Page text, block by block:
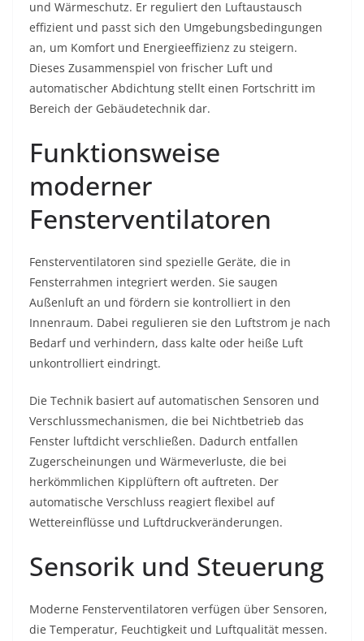
und Wärmeschutz. Er reguliert den Luftaustausch
effizient und passt sich den Umgebungsbedingungen
an, um Komfort und Energieeffizienz zu steigern.
Dieses Zusammenspiel von frischer Luft und
automatischer Abdichtung stellt einen Fortschritt im
Bereich der Gebäudetechnik dar.
Funktionsweise
moderner
Fensterventilatoren
Fensterventilatoren sind spezielle Geräte, die in
Fensterrahmen integriert werden. Sie saugen
Außenluft an und fördern sie kontrolliert in den
Innenraum. Dabei regulieren sie den Luftstrom je nach
Bedarf und verhindern, dass kalte oder heiße Luft
unkontrolliert eindringt.
Die Technik basiert auf automatischen Sensoren und
Verschlussmechanismen, die bei Nichtbetrieb das
Fenster luftdicht verschließen. Dadurch entfallen
Zugerscheinungen und Wärmeverluste, die bei
herkömmlichen Kipplüftern oft auftreten. Der
automatische Verschluss reagiert flexibel auf
Wettereinflüsse und Luftdruckveränderungen.
Sensorik und Steuerung
Moderne Fensterventilatoren verfügen über Sensoren,
die Temperatur, Feuchtigkeit und Luftqualität messen.